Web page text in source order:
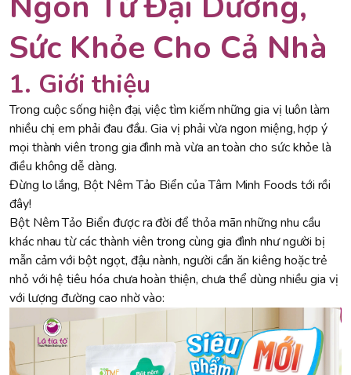
Sức Khỏe Cho Cả Nhà
1. Giới thiệu
Trong cuộc sống hiện đại, việc tìm kiếm những gia vị luôn làm
nhiều chị em phải đau đầu. Gia vị phải vừa ngon miệng, hợp ý
mọi thành viên trong gia đình mà vừa an toàn cho sức khỏe là
điều không dễ dàng.
Đừng lo lắng, Bột Nêm Tảo Biển của Tâm Minh Foods tới rồi
đây!
Bột Nêm Tảo Biển được ra đời để thỏa mãn những nhu cầu
khác nhau từ các thành viên trong cùng gia đình như người bị
mẫn cảm với bột ngọt, đậu nành, người cần ăn kiêng hoặc trẻ
nhỏ với hệ tiêu hóa chưa hoàn thiện, chưa thể dùng nhiều gia vị
với lượng đường cao nhờ vào: